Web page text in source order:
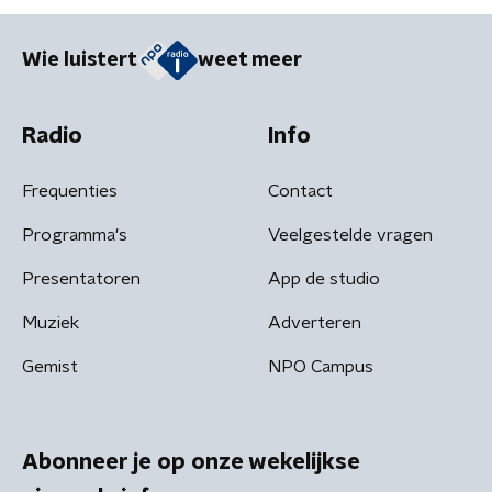
Wie luistert weet meer
Radio
Frequenties
Programma's
Presentatoren
Muziek
Gemist
Info
Contact
Veelgestelde vragen
App de studio
Adverteren
NPO Campus
Abonneer je op onze wekelijkse